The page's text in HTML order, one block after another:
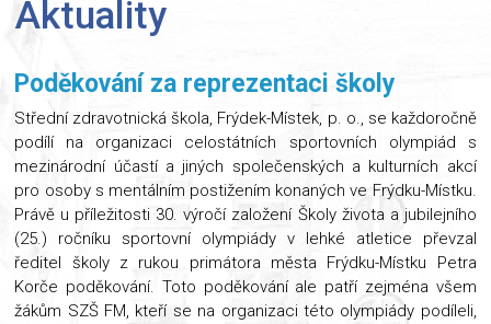
Aktuality
Poděkování za reprezentaci školy
Střední zdravotnická škola, Frýdek-Místek, p. o., se každoročně
podílí na organizaci celostátních sportovních olympiád s
mezinárodní účastí a jiných společenských a kulturních akcí
pro osoby s mentálním postižením konaných ve Frýdku-Místku.
Právě u příležitosti 30. výročí založení Školy života a jubilejního
(25.) ročníku sportovní olympiády v lehké atletice převzal
ředitel školy z rukou primátora města Frýdku-Místku Petra
Korče poděkování. Toto poděkování ale patří zejména všem
žákům SZŠ FM, kteří se na organizaci této olympiády podíleli,